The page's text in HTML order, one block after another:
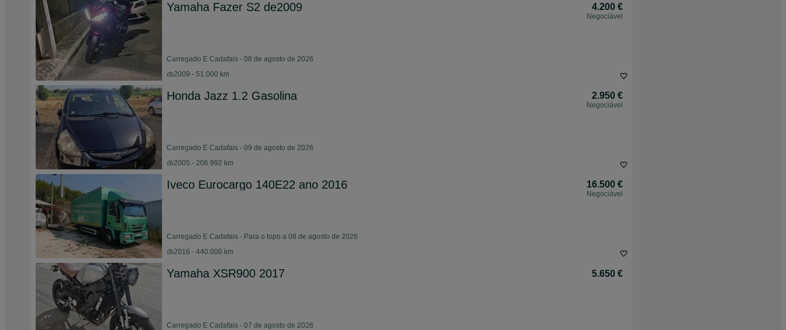
Yamaha Fazer S2 de2009 4.200 €
Negociável
Carregado E Cadafais - 08 de agosto de 2026
2009 - 51.000 km
Honda Jazz 1.2 Gasolina 2.950 €
Negociável
Carregado E Cadafais - 09 de agosto de 2026
2005 - 206.992 km
Iveco Eurocargo 140E22 ano 2016 16.500 €
Negociável
Carregado E Cadafais - Para o topo a 08 de agosto de 2026
2016 - 440.000 km
Yamaha XSR900 2017 5.650 €
Carregado E Cadafais - 07 de agosto de 2026